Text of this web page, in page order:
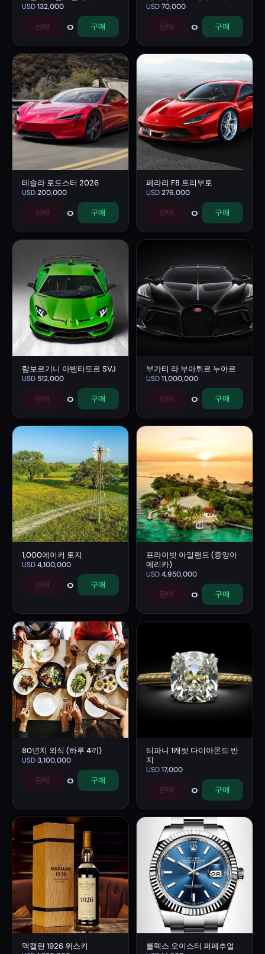
USD132,000
판매 0 구매
USD70,000
판매 0 구매
테슬라 로드스터 2026
USD200,000
판매 0 구매
페라리 F8 트리부토
USD276,000
판매 0 구매
람보르기니 아벤타도르 SVJ
USD 512,000
판매 0 구매
부가티 라 부아튀르 누아르
USD11,000,000
판매 0 구매
1,000에이커 토지
USD4,100,000
판매 0 구매
프라이빗 아일랜드 (중앙아
메리카)
USD4,950,000
판매 0 구매
80년치 외식 (하루 4끼)
USD3,100,000
판매 0 구매
티파니 1캐럿 다이아몬드 반
지
USD17,000
판매 0 구매
맥캘란 1926 위스키 롤렉스 오이스터 퍼페추얼